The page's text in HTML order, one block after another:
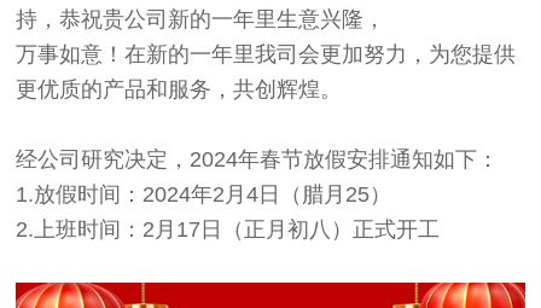
持，恭祝贵公司新的一年里生意兴隆，
万事如意！在新的一年里我司会更加努力，为您提供
更优质的产品和服务，共创辉煌。
经公司研究决定，2024年春节放假安排通知如下：
1.放假时间：2024年2月4日（腊月25）
2.上班时间：2月17日（正月初八）正式开工